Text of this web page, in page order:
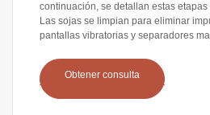
continuación, se detallan estas
Las sojas se limpian para eliminar
pantallas vibratorias y separadores
Obtener consulta